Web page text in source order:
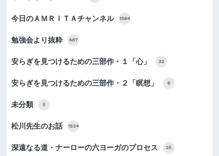
今日のＡＭＲＩＴＡチャンネル 1564
勉強会より抜粋 487
安らぎを見つけるための三部作・１「心」 32
安らぎを見つけるための三部作・２「瞑想」 6
未分類 5
松川先生のお話 1534
深遠なる道・ナーローの六ヨーガのプロセス 25